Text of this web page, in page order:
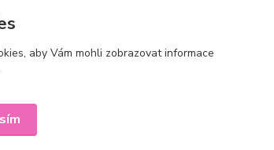
aby Vám mohli zobrazovat informace